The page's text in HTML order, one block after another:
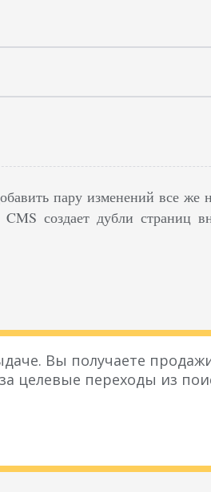
пару изменений все
создает дубли страниц
Вы получаете
целевые переходы из